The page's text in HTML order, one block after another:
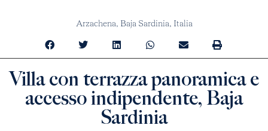
Arzachena, Baja Sardinia, Italia
Villa con terrazza panoramica e
accesso indipendente, Baja
Sardinia